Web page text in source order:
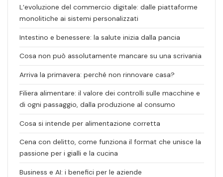
L’evoluzione del commercio digitale: dalle piattaforme
monolitiche ai sistemi personalizzati
Intestino e benessere: la salute inizia dalla pancia
Cosa non può assolutamente mancare su una scrivania
Arriva la primavera: perché non rinnovare casa?
Filiera alimentare: il valore dei controlli sulle macchine e
di ogni passaggio, dalla produzione al consumo
Cosa si intende per alimentazione corretta
Cena con delitto, come funziona il format che unisce la
passione per i gialli e la cucina
Business e AI: i benefici per le aziende